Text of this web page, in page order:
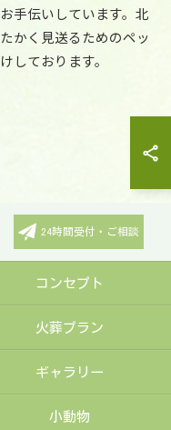
手伝いしています。北
かく見送るためのペッ
しております。
24時間受付・ご相談
コンセプト
火葬プラン
ギャラリー
小動物
さい